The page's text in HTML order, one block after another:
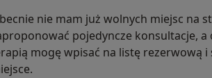
nie mam już wolnych miejsc na
pojedyncze konsultacje,
mogę wpisać na listę rezerwową